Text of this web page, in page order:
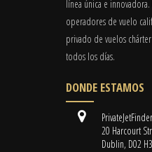
línea única e
operadores de vuelo
privado de vuelos
todos los días.
DONDE ESTAMOS
20 Harcourt
Dublin, D02